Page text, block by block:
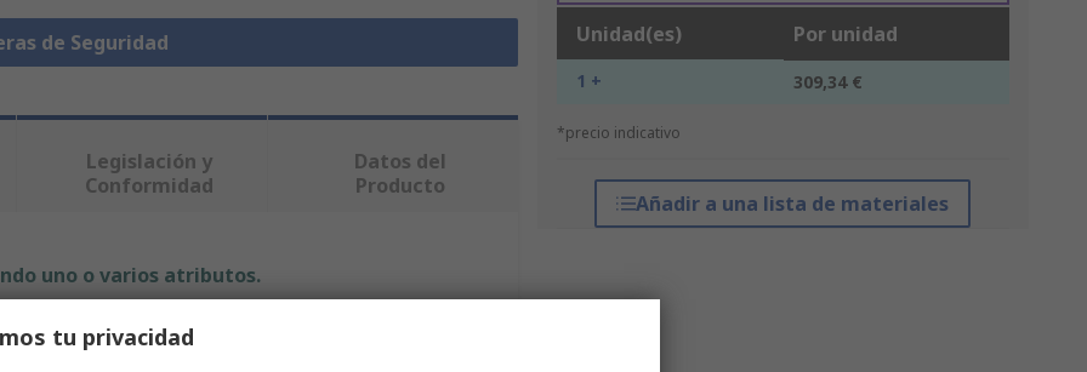
de Seguridad Unidad(es) Por unidad
1 + 309,34 €
*precio indicativo
Añadir a una lista de materiales
Legislación y
Conformidad
Datos del
Producto
uno o varios atributos.
tu privacidad